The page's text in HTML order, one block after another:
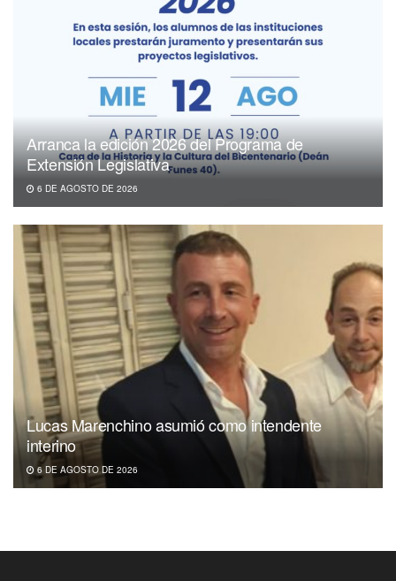
Arranca la edición 2026 del Programa de
Extensión Legislativa
6 DE AGOSTO DE 2026
Lucas Marenchino asumió como intendente
interino
6 DE AGOSTO DE 2026